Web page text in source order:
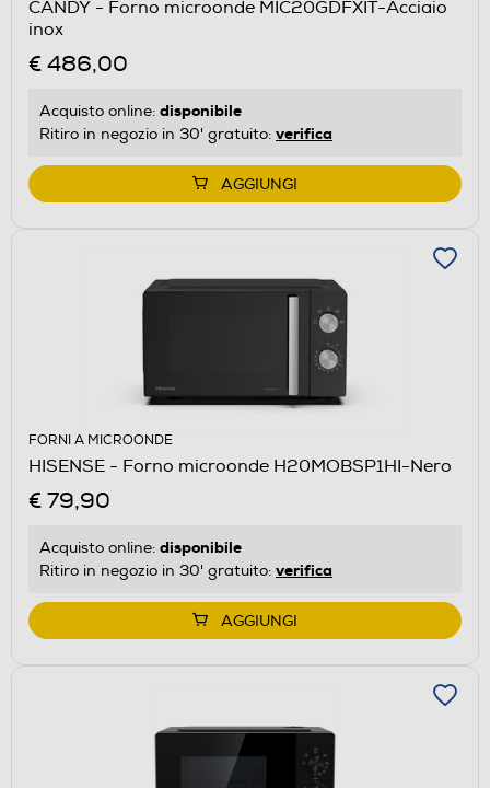
CANDY - Forno microonde MIC20GDFXIT-Acciaio
inox
€ 486,00
Acquisto online: disponibile
Ritiro in negozio in 30' gratuito: verifica
AGGIUNGI
FORNI A MICROONDE
HISENSE - Forno microonde H20MOBSP1HI-Nero
€ 79,90
Acquisto online: disponibile
Ritiro in negozio in 30' gratuito: verifica
AGGIUNGI